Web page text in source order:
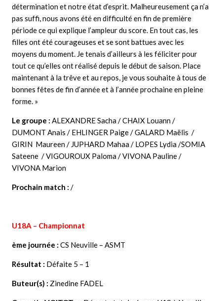
détermination et notre état d’esprit. Malheureusement ça n’a
pas suffi, nous avons été en difficulté en fin de première
période ce qui explique l’ampleur du score. En tout cas, les
filles ont été courageuses et se sont battues avec les
moyens du moment. Je tenais d’ailleurs à les féliciter pour
tout ce qu’elles ont réalisé depuis le début de saison. Place
maintenant à la trêve et au repos, je vous souhaite à tous de
bonnes fêtes de fin d’année et à l’année prochaine en pleine
forme. »
Le groupe : ALEXANDRE Sacha / CHAIX Louann /
DUMONT Anais / EHLINGER Paige / GALARD Maëlis /
GIRIN Maureen / JUPHARD Mahaa / LOPES Lydia /SOMIA
Sateene / VIGOUROUX Paloma / VIVONA Pauline /
VIVONA Marion
Prochain match : /
U18A – Championnat
ème journée : CS Neuville – ASMT
Résultat : Défaite 5 – 1
Buteur(s) : Zinedine FADEL